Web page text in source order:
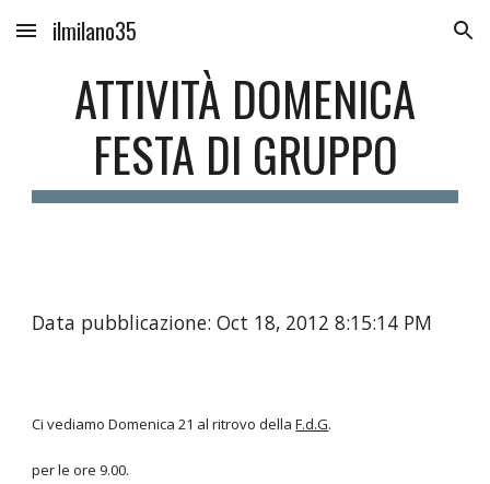
Skip to main content Skip to navigation
ilmilano35
ATTIVITÀ DOMENICA
FESTA DI GRUPPO
Data pubblicazione: Oct 18, 2012 8:15:14 PM
Ci vediamo Domenica 21 al ritrovo della F.d.G.
per le ore 9.00.